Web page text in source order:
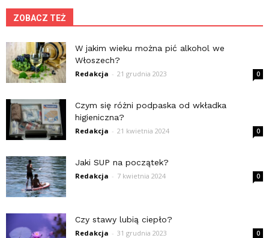
ZOBACZ TEŻ
W jakim wieku można pić alkohol we
Włoszech?
Redakcja - 21 grudnia 2023 0
Czym się różni podpaska od wkładka
higieniczna?
Redakcja - 21 kwietnia 2024 0
Jaki SUP na początek?
Redakcja - 7 kwietnia 2024 0
Czy stawy lubią ciepło?
Redakcja - 31 grudnia 2023 0